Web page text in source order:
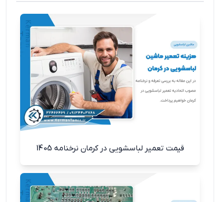
قیمت تعمیر لباسشویی در کرمان نرخنامه 1405